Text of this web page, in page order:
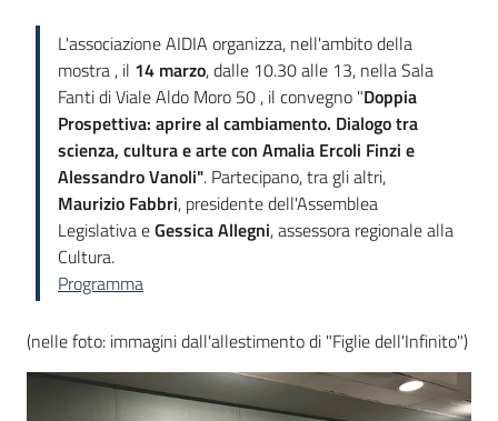
L'associazione AIDIA organizza, nell'ambito della
mostra , il 14 marzo, dalle 10.30 alle 13, nella Sala
Fanti di Viale Aldo Moro 50 , il convegno "Doppia
Prospettiva: aprire al cambiamento. Dialogo tra
scienza, cultura e arte con Amalia Ercoli Finzi e
Alessandro Vanoli". Partecipano, tra gli altri,
Maurizio Fabbri, presidente dell'Assemblea
Legislativa eGessica Allegni, assessora regionale alla
Cultura.
Programma
(nelle foto: immagini dall'allestimento di "Figlie dell'Infinito")